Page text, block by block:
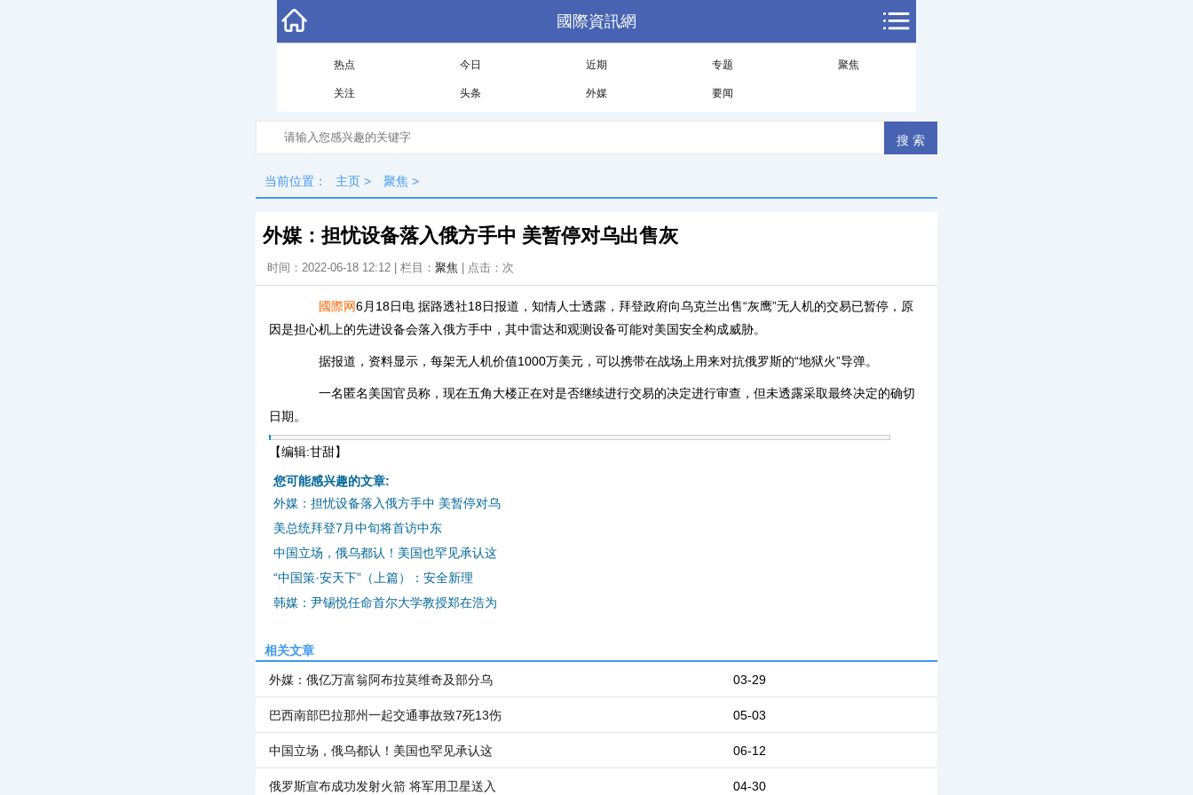
國際資訊網
热点 今日 近期 专题 聚焦
关注 头条 外媒 要闻
当前位置： 主页 > 聚焦 >
外媒：担忧设备落入俄方手中 美暂停对乌出售灰
时间：2022-06-18 12:12 | 栏目： 聚焦 | 点击： 次
國際网6月18日电 据路透社18日报道，知情人士透露，拜登政府向乌克兰出售“灰鹰”无人机的交易已暂停，原
因是担心机上的先进设备会落入俄方手中，其中雷达和观测设备可能对美国安全构成威胁。
据报道，资料显示，每架无人机价值1000万美元，可以携带在战场上用来对抗俄罗斯的“地狱火”导弹。
一名匿名美国官员称，现在五角大楼正在对是否继续进行交易的决定进行审查，但未透露采取最终决定的确切
日期。
【编辑:甘甜】
您可能感兴趣的文章:
外媒：担忧设备落入俄方手中 美暂停对乌
美总统拜登7月中旬将首访中东
中国立场，俄乌都认！美国也罕见承认这
“中国策·安天下”（上篇）：安全新理
韩媒：尹锡悦任命首尔大学教授郑在浩为
相关文章
03-29
外媒：俄亿万富翁阿布拉莫维奇及部分乌
05-03
巴西南部巴拉那州一起交通事故致7死13伤
06-12
中国立场，俄乌都认！美国也罕见承认这
04-30
俄罗斯宣布成功发射火箭 将军用卫星送入